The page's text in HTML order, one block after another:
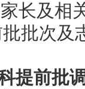
长及相
批次及
提前批